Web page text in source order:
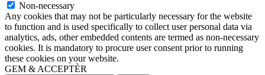
Non-necessary
Any cookies that may not be particularly necessary for the website
to function and is used specifically to collect user personal data via
analytics, ads, other embedded contents are termed as non-necessary
cookies. It is mandatory to procure user consent prior to running
these cookies on your website.
GEM & ACCEPTÈR